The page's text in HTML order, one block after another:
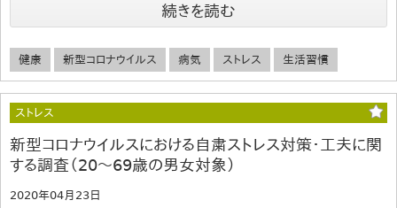
続きを読む
健康 新型コロナウイルス 病気 ストレス 生活習慣
ストレス
新型コロナウイルスにおける自粛ストレス対策・工夫に関
する調査（20～69歳の男女対象）
2020年04月23日